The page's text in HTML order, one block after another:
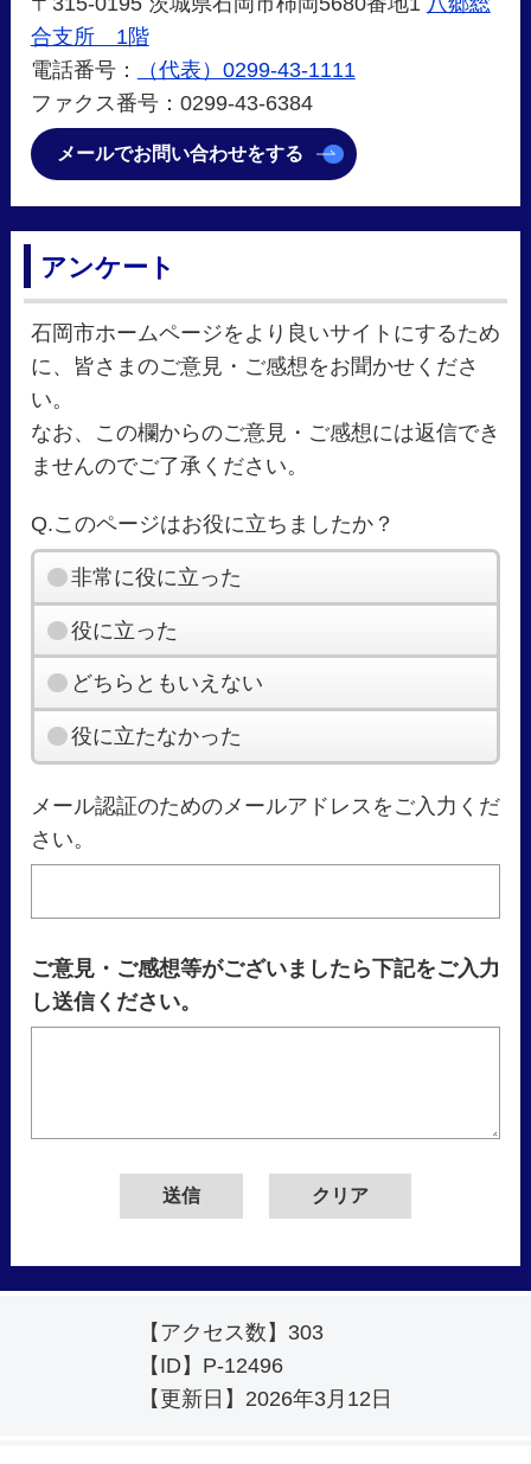
合支所 1階
電話番号：
（代表）0299-43-1111
ファクス番号：0299-43-6384
メールでお問い合わせをする
アンケート
石岡市ホームページをより良いサイトにするため
に、皆さまのご意見・ご感想をお聞かせくださ
い。
なお、この欄からのご意見・ご感想には返信でき
ませんのでご了承ください。
Q.このページはお役に立ちましたか？
非常に役に立った
役に立った
どちらともいえない
役に立たなかった
メール認証のためのメールアドレスをご入力くだ
さい。
ご意見・ご感想等がございましたら下記をご入力
し送信ください。
【アクセス数】 303
【ID】 P-12496
【更新日】 2026年3月12日